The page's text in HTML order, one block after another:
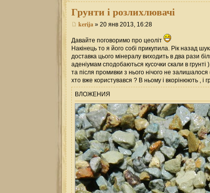
Грунти і розлихлювачі
kerija » 20 янв 2013, 16:28
Давайте поговоримо про цеоліт
Накінець то я його собі прикупила. Рік назад
доставка цього мінералу виходить в два рази
аденіумам сподобаються кусочки скали в
та після промивки з нього нічого не
хто вже користувався ? В ньому і вкорінюють ,
ВЛОЖЕНИЯ